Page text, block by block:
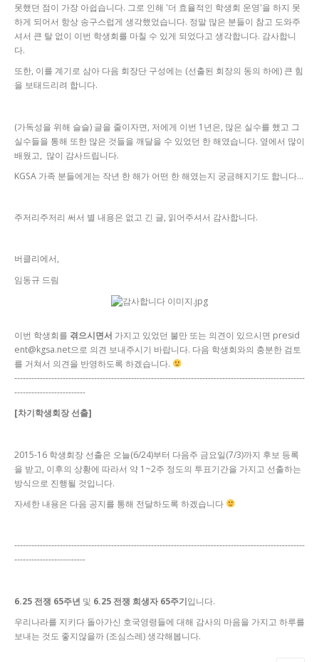
못했던 점이 가장 아쉽습니다. 그로 인해 '더 효율적인 학생회 운영'을 하지 못
하게 되어서 항상 송구스럽게 생각했었습니다. 정말 많은 분들이 참고 도와주
셔서 큰 탈 없이 이번 학생회를 마칠 수 있게 되었다고 생각합니다. 감사합니
다.
또한, 이를 계기로 삼아 다음 회장단 구성에는 (선출된 회장의 동의 하에) 큰 힘
을 보태드리려 합니다.
(가독성을 위해 슬슬) 글을 줄이자면, 저에게 이번 1년은, 많은 실수를 했고 그
실수들을 통해 또한 많은 것들을 깨달을 수 있었던 한 해였습니다. 옆에서 많이
배웠고, 많이 감사드립니다.
KGSA 가족 분들에게는 작년 한 해가 어떤 한 해였는지 궁금해지기도 합니다...
주저리주저리 써서 별 내용은 없고 긴 글, 읽어주셔서 감사합니다.
버클리에서,
임동규 드림
이번 학생회를 겪으시면서 가지고 있었던 불만 또는 의견이 있으시면 presid
ent@kgsa.net으로 의견 보내주시기 바랍니다. 다음 학생회와의 충분한 검토
를 거쳐서 의견을 반영하도록 하겠습니다.
------------------------------------------------------------------------------------------------------
-------------------------
[차기학생회장 선출]
2015-16 학생회장 선출은 오늘(6/24)부터 다음주 금요일(7/3)까지 후보 등록
을 받고, 이후의 상황에 따라서 약 1~2주 정도의 투표기간을 가지고 선출하는
방식으로 진행될 것입니다.
자세한 내용은 다음 공지를 통해 전달하도록 하겠습니다
------------------------------------------------------------------------------------------------------
-------------------------
6.25 전쟁 65주년 및 6.25 전쟁 희생자 65주기입니다.
우리나라를 지키다 돌아가신 호국영령들에 대해 감사의 마음을 가지고 하루를
보내는 것도 좋지않을까 (조심스레) 생각해봅니다.